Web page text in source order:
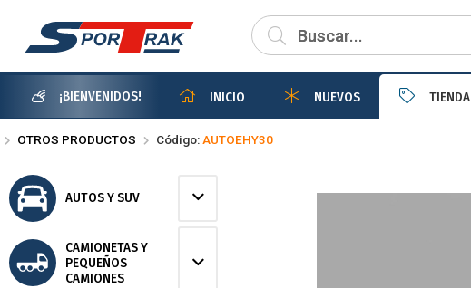
Compartir por email
¡BIENVENIDOS! INICIO NUEVOS TIENDA
OTROS PRODUCTOS Código: AUTOEHY30
AUTOS Y SUV
CAMIONETAS Y
PEQUEÑOS
CAMIONES